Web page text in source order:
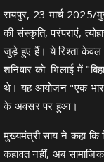
रायपुर, 23 मार्च 2025/
की संस्कृति, परंपराएं,
जुड़े हुए हैं। ये रिश्ता केवल
शनिवार को भिलाई में
थे। यह आयोजन "एक
के अवसर पर हुआ।
मुख्यमंत्री साय ने कहा कि
कहावत नहीं, अब